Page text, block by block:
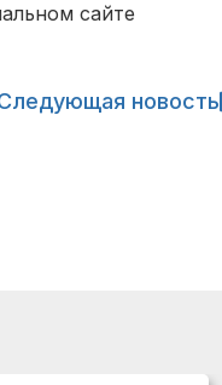
сайте
новость